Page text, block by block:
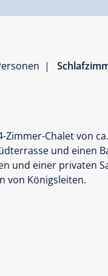
|
Chalet von
und einen
und einer privaten
von Königsleiten.